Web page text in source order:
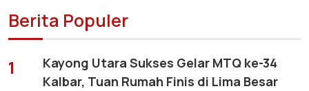
Berita Populer
1
Kayong Utara Sukses Gelar MTQ ke-34
Kalbar, Tuan Rumah Finis di Lima Besar